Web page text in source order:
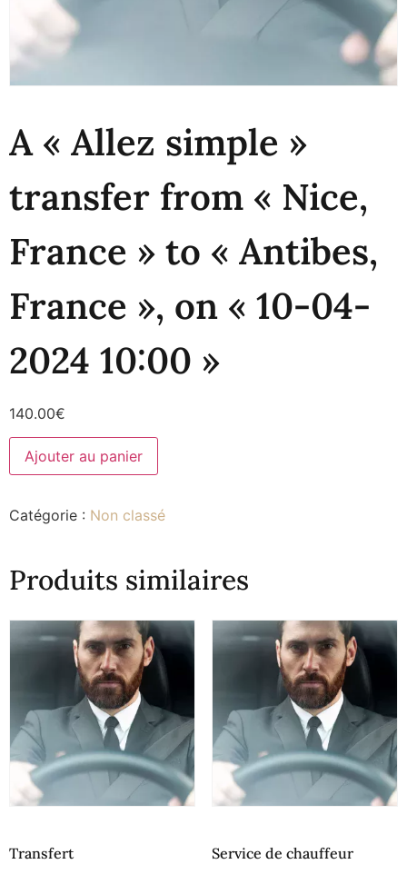
A « Allez simple »
transfer from « Nice,
France » to « Antibes,
France », on « 10-04-
2024 10:00 »
140.00€
Ajouter au panier
Catégorie : Non classé
Produits similaires
Transfert Service de chauffeur